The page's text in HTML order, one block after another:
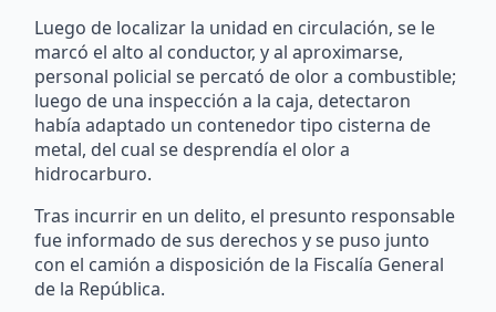
Luego de localizar la unidad en circulación, se le
marcó el alto al conductor, y al aproximarse,
personal policial se percató de olor a combustible;
luego de una inspección a la caja, detectaron
había adaptado un contenedor tipo cisterna de
metal, del cual se desprendía el olor a
hidrocarburo.
Tras incurrir en un delito, el presunto responsable
fue informado de sus derechos y se puso junto
con el camión a disposición de la Fiscalía General
de la República.